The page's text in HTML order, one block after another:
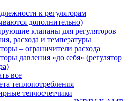
к регуляторам
дополнительно)
клапаны для регуляторов
расхода и температуры
– ограничители расхода
давления «до себя» (регулятор
все
теплопотребления
теплосчетчики